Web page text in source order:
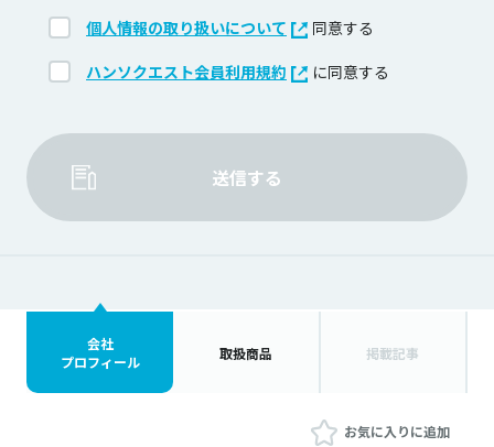
個人情報の取り扱いについて 同意する
ハンソクエスト会員利用規約 に同意する
送信する
会社
プロフィール
取扱商品 掲載記事
お気に入りに追加